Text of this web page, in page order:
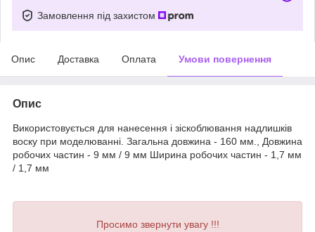
Замовлення під захистом
Опис Доставка Оплата Умови повернення
Опис
Використовується для нанесення і зіскоблювання надлишків
воску при моделюванні. Загальна довжина - 160 мм., Довжина
робочих частин - 9 мм / 9 мм Ширина робочих частин - 1,7 мм
/ 1,7 мм
Просимо звернути увагу !!!